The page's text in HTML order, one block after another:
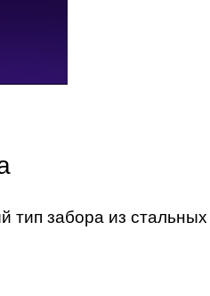
забора из стальных